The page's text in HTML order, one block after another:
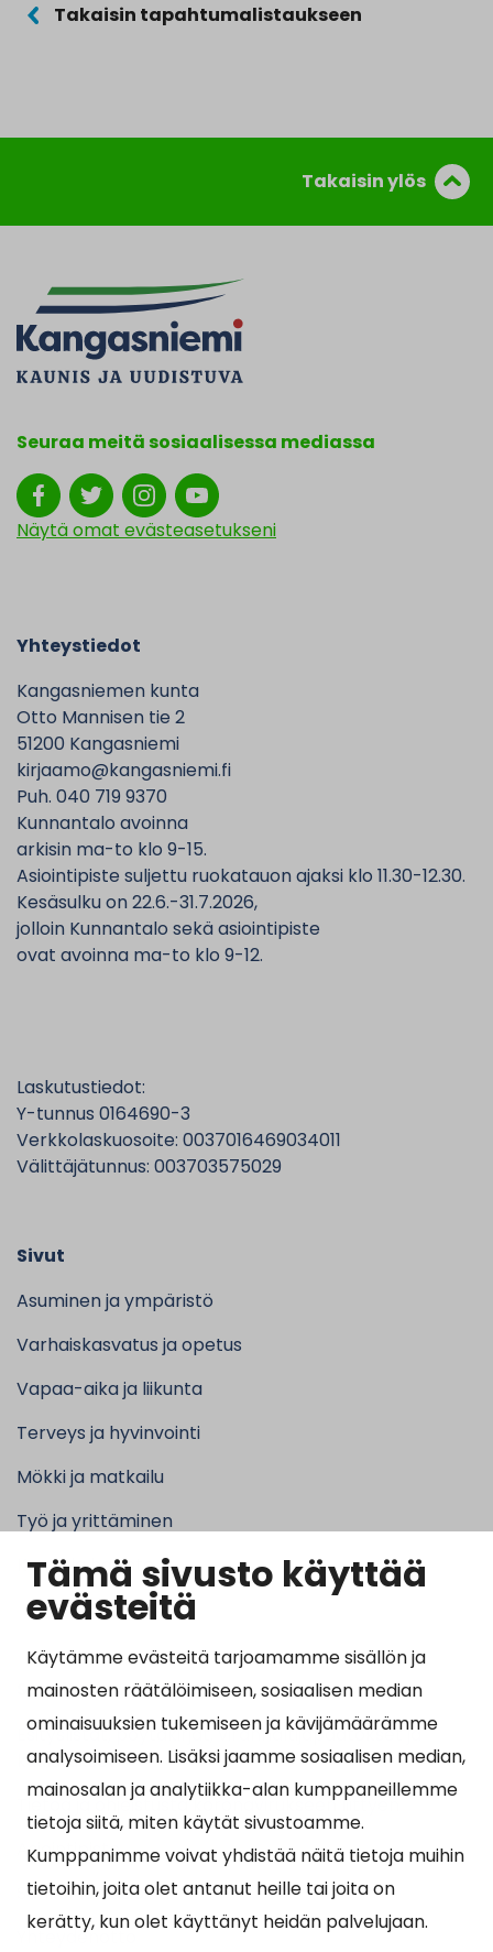
Tämä sivusto käyttää
evästeitä
Käytämme evästeitä tarjoamamme sisällön ja
mainosten räätälöimiseen, sosiaalisen median
ominaisuuksien tukemiseen ja kävijämäärämme
analysoimiseen. Lisäksi jaamme sosiaalisen median,
mainosalan ja analytiikka-alan kumppaneillemme
tietoja siitä, miten käytät sivustoamme.
Kumppanimme voivat yhdistää näitä tietoja muihin
tietoihin, joita olet antanut heille tai joita on
kerätty, kun olet käyttänyt heidän palvelujaan.
Takaisin tapahtumalistaukseen
Takaisin ylös
Seuraa meitä sosiaalisessa mediassa
Näytä omat evästeasetukseni
Yhteystiedot
Kangasniemen kunta
Otto Mannisen tie 2
51200 Kangasniemi
kirjaamo@kangasniemi.fi
Puh. 040 719 9370
Kunnantalo avoinna
arkisin ma-to klo 9-15.
Asiointipiste suljettu ruokatauon ajaksi klo 11.30-12.30.
Kesäsulku on 22.6.-31.7.2026,
jolloin Kunnantalo sekä asiointipiste
ovat avoinna ma-to klo 9-12.
Laskutustiedot:
Y-tunnus 0164690-3
Verkkolaskuosoite: 0037016469034011
Välittäjätunnus: 003703575029
Sivut
Asuminen ja ympäristö
Varhaiskasvatus ja opetus
Vapaa-aika ja liikunta
Terveys ja hyvinvointi
Mökki ja matkailu
Työ ja yrittäminen
Kunta ja hallinto
Suosituimmat sivut
Esityslistat, pöytäkirjat, viranhaltijapäätökset ja
kuulutukset
Tietoa ja ohjeistusta koronavirukseen liittyen
Asiointipiste
Sähköinen asiointi
Yhteydenotto